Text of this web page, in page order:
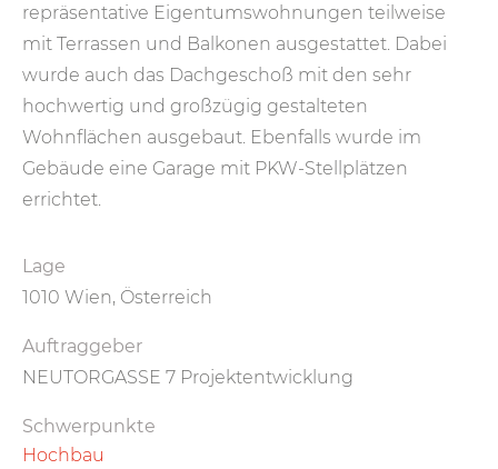
repräsentative Eigentumswohnungen teilweise
mit Terrassen und Balkonen ausgestattet. Dabei
wurde auch das Dachgeschoß mit den sehr
hochwertig und großzügig gestalteten
Wohnflächen ausgebaut. Ebenfalls wurde im
Gebäude eine Garage mit PKW-Stellplätzen
errichtet.
Lage
1010 Wien, Österreich
Auftraggeber
NEUTORGASSE 7 Projektentwicklung
Schwerpunkte
Hochbau